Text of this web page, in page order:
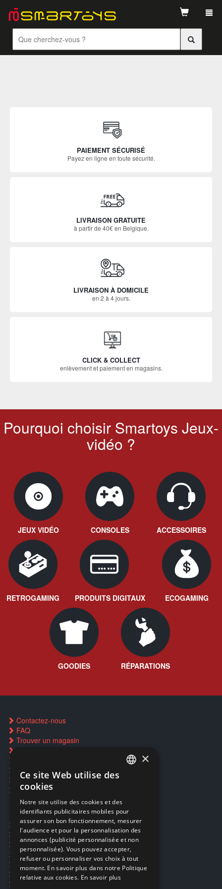
PAIEMENT SÉCURISÉ
Payez en ligne en toute sécurité.
LIVRAISON GRATUITE
à partir de 40€ en Belgique.
LIVRAISON À DOMICILE
en 2 à 4 jours.
CLICK & COLLECT
enlèvement et paiement en magasins.
Pourquoi choisir Smartoys Jeux-
vidéo ?
JEUX VIDÉO CONSOLES ACCESSOIRES
RETROGAMING PRODUITS DIGITAUX ECOGAMING
GOODIES RÉPARATIONS
Contactez-nous
FAQ
Trouver un magasin
Restauration CD griffés
Réparations & SAV
Smartpoints
Ecogaming
Expédition & retours
Confidentialité
Conditions générales
EA Sport UFC 6
Call of Duty: Modern Warfare 4
Rachat et revente de jeux en cash
ENGLISH
×
Ce site Web utilise des
cookies
Notre site utilise des cookies et des
identifiants publicitaires mobiles pour
assurer son bon fonctionnement, mesurer
l'audience et pour la personnalisation des
annonces (publicité personnalisée et non
personnalisée). Vous pouvez accepter,
refuser ou personnaliser vos choix à tout
moment. En savoir plus dans notre Politique
relative aux cookies. En savoir plus